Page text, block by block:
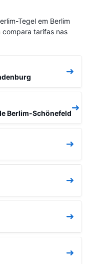
Tegel em Berlim
compara tarifas nas
Berlim-Schönefeld